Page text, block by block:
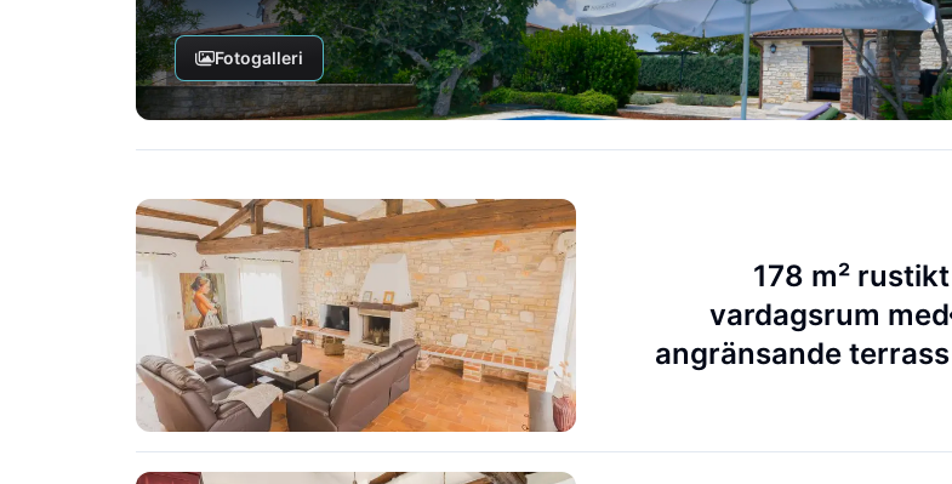
Fotogalleri
178 m² rustikt
vardagsrum med
angränsande terrass